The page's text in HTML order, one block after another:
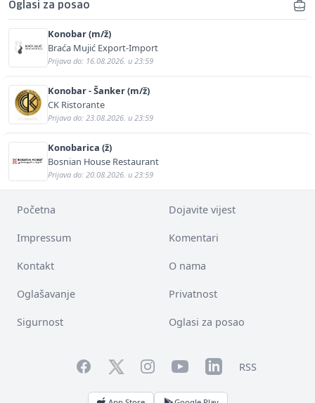
Oglasi za posao
Konobar (m/ž)
Braća Mujić Export-Import
Prijava do: 16.08.2026. u 23:59
Konobar - Šanker (m/ž)
CK Ristorante
Prijava do: 23.08.2026. u 23:59
Konobarica (ž)
Bosnian House Restaurant
Prijava do: 20.08.2026. u 23:59
Početna Dojavite vijest
Impressum Komentari
Kontakt O nama
Oglašavanje Privatnost
Sigurnost Oglasi za posao
FacebookTwitterInstagramYouTubeLinkedInRSS